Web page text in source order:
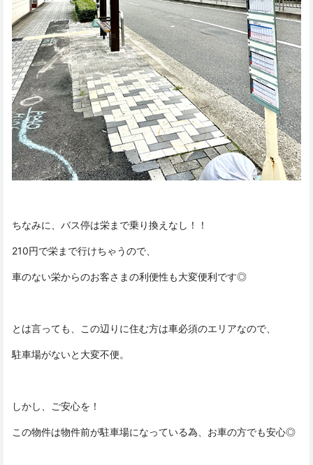
ちなみに、バス停は栄まで乗り換えなし！！
210円で栄まで行けちゃうので、
車のない栄からのお客さまの利便性も大変便利です◎
とは言っても、この辺りに住む方は車必須のエリアなので、
駐車場がないと大変不便。
しかし、ご安心を！
この物件は物件前が駐車場になっている為、お車の方でも安心◎